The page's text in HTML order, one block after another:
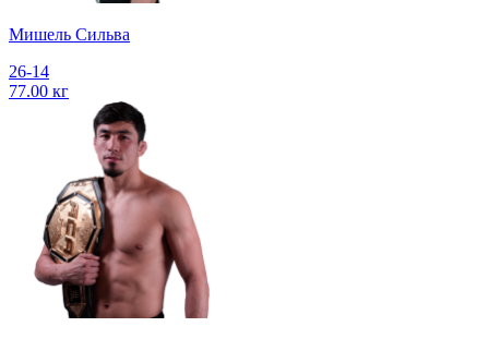
Мишель Сильва
26-14
77.00 кг